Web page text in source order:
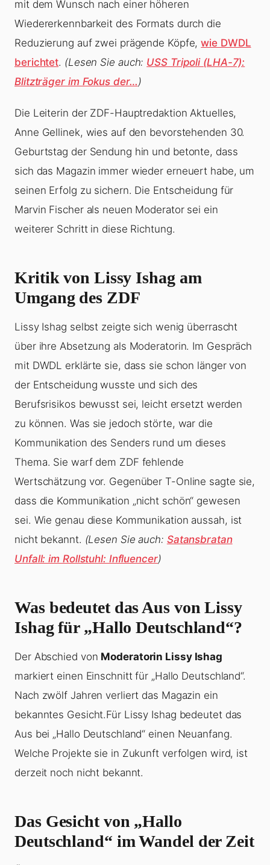
mit dem Wunsch nach einer höheren
Wiedererkennbarkeit des Formats durch die
Reduzierung auf zwei prägende Köpfe,wie DWDL
berichtet. (Lesen Sie auch: USS Tripoli (LHA-7):
Blitzträger im Fokus der…)
Die Leiterin der ZDF-Hauptredaktion Aktuelles,
Anne Gellinek, wies auf den bevorstehenden 30.
Geburtstag der Sendung hin und betonte, dass
sich das Magazin immer wieder erneuert habe, um
seinen Erfolg zu sichern. Die Entscheidung für
Marvin Fischer als neuen Moderator sei ein
weiterer Schritt in diese Richtung.
Kritik von Lissy Ishag am
Umgang des ZDF
Lissy Ishag selbst zeigte sich wenig überrascht
über ihre Absetzung als Moderatorin. Im Gespräch
mit DWDL erklärte sie, dass sie schon länger von
der Entscheidung wusste und sich des
Berufsrisikos bewusst sei, leicht ersetzt werden
zu können. Was sie jedoch störte, war die
Kommunikation des Senders rund um dieses
Thema. Sie warf dem ZDF fehlende
Wertschätzung vor. Gegenüber T-Online sagte sie,
dass die Kommunikation „nicht schön“ gewesen
sei. Wie genau diese Kommunikation aussah, ist
nicht bekannt. (Lesen Sie auch: Satansbratan
Unfall: im Rollstuhl: Influencer)
Was bedeutet das Aus von Lissy
Ishag für „Hallo Deutschland“?
Der Abschied von Moderatorin Lissy Ishag
markiert einen Einschnitt für „Hallo Deutschland“.
Nach zwölf Jahren verliert das Magazin ein
bekanntes Gesicht.Für Lissy Ishag bedeutet das
Aus bei „Hallo Deutschland“ einen Neuanfang.
Welche Projekte sie in Zukunft verfolgen wird, ist
derzeit noch nicht bekannt.
Das Gesicht von „Hallo
Deutschland“ im Wandel der Zeit